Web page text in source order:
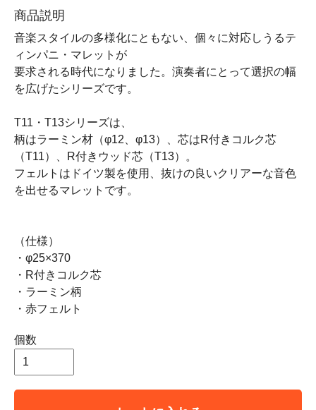
商品説明
音楽スタイルの多様化にともない、個々に対応しうるテ
ィンパニ・マレットが
要求される時代になりました。演奏者にとって選択の幅
を広げたシリーズです。
T11・T13シリーズは、
柄はラーミン材（φ12、φ13）、芯はR付きコルク芯
（T11）、R付きウッド芯（T13）。
フェルトはドイツ製を使用、抜けの良いクリアーな音色
を出せるマレットです。
（仕様）
・φ25×370
・R付きコルク芯
・ラーミン柄
・赤フェルト
個数